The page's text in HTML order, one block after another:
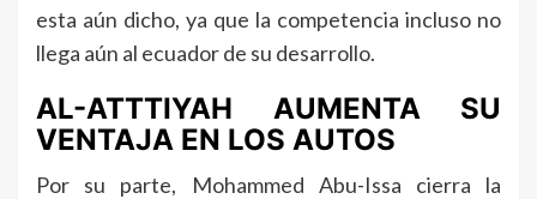
esta aún dicho, ya que la competencia incluso no
llega aún al ecuador de su desarrollo.
AL-ATTTIYAH AUMENTA SU
VENTAJA EN LOS AUTOS
Por su parte, Mohammed Abu-Issa cierra la